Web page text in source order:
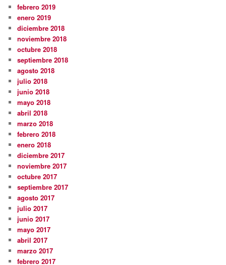
febrero 2019
enero 2019
diciembre 2018
noviembre 2018
octubre 2018
septiembre 2018
agosto 2018
julio 2018
junio 2018
mayo 2018
abril 2018
marzo 2018
febrero 2018
enero 2018
diciembre 2017
noviembre 2017
octubre 2017
septiembre 2017
agosto 2017
julio 2017
junio 2017
mayo 2017
abril 2017
marzo 2017
febrero 2017